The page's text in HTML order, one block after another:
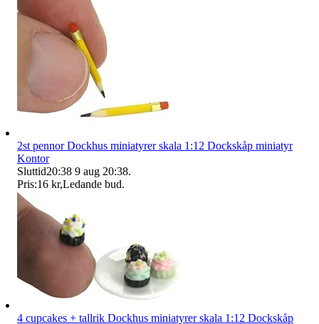
2st pennor Dockhus miniatyrer skala 1:12 Dockskåp miniatyr
Kontor
Sluttid20:38 9 aug 20:38.
Pris:16 kr,Ledande bud.
4 cupcakes + tallrik Dockhus miniatyrer skala 1:12 Dockskåp